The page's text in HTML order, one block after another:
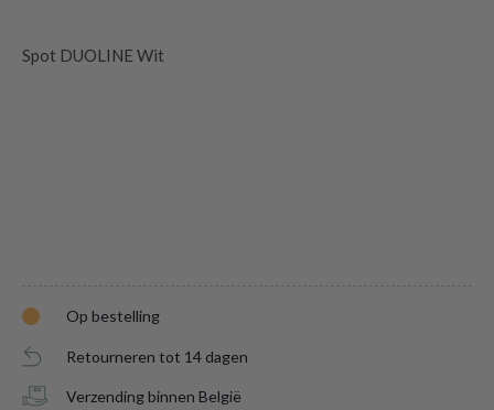
Spot DUOLINE Wit
Op bestelling
Retourneren tot 14 dagen
Verzending binnen België